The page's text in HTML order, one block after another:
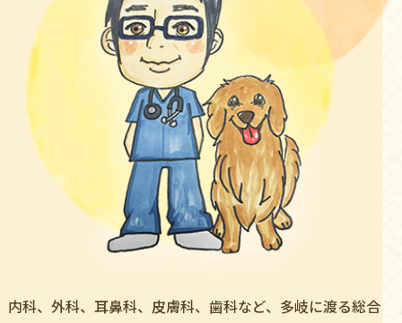
内科、外科、⽿⿐科、⽪膚科、⻭科など、多岐に渡る総合